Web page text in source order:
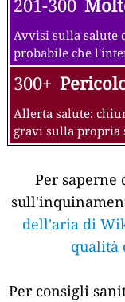
201-300
Avvisi sulla salute
probabile che
300+
Allerta salute:
gravi sulla propria
Per
dell'aria di
qualità
Per consigli